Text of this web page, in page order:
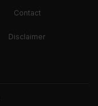
Contact
Disclaimer